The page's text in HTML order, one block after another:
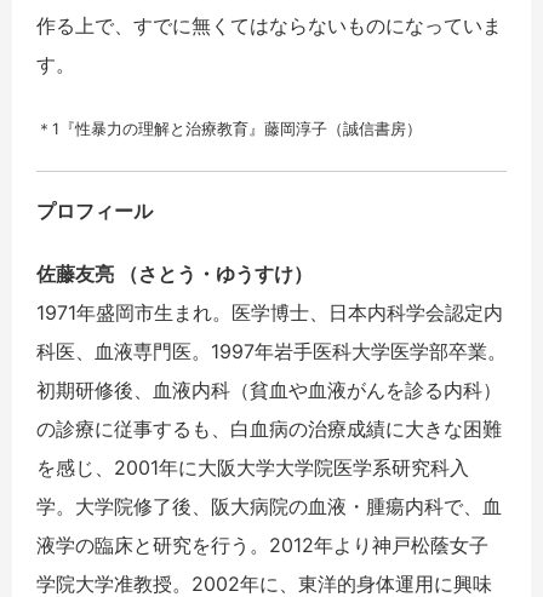
作る上で、すでに無くてはならないものになっていま
す。
＊1『性暴力の理解と治療教育』藤岡淳子（誠信書房）
プロフィール
佐藤友亮 （さとう・ゆうすけ）
1971年盛岡市生まれ。医学博士、日本内科学会認定内
科医、血液専門医。1997年岩手医科大学医学部卒業。
初期研修後、血液内科（貧血や血液がんを診る内科）
の診療に従事するも、白血病の治療成績に大きな困難
を感じ、2001年に大阪大学大学院医学系研究科入
学。大学院修了後、阪大病院の血液・腫瘍内科で、血
液学の臨床と研究を行う。2012年より神戸松蔭女子
学院大学准教授。2002年に、東洋的身体運用に興味